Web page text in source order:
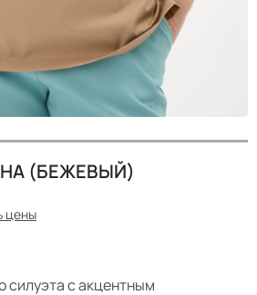
(БЕЖЕВЫЙ)
цены
силуэта с акцентным